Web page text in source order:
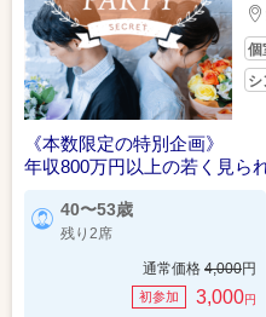
個
シ
《本数限定の特別企画》
年収800万円以上の若く見ら
40〜53歳
残り2席
通常価格 4,000円
初参加 3,000円